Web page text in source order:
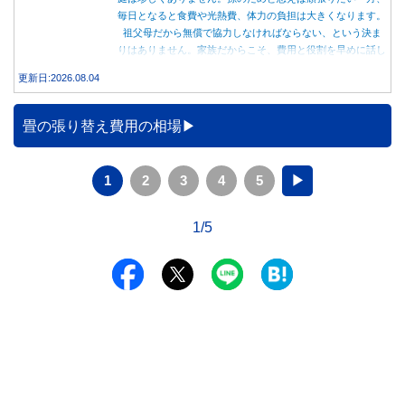
毎日となると食費や光熱費、体力の負担は大きくなります。
祖父母だから無償で協力しなければならない、という決ま
りはありません。家族だからこそ、費用と役割を早めに話し
更新日:2026.08.04
畳の張り替え費用の相場
1 2 3 4 5 ▶
1/5